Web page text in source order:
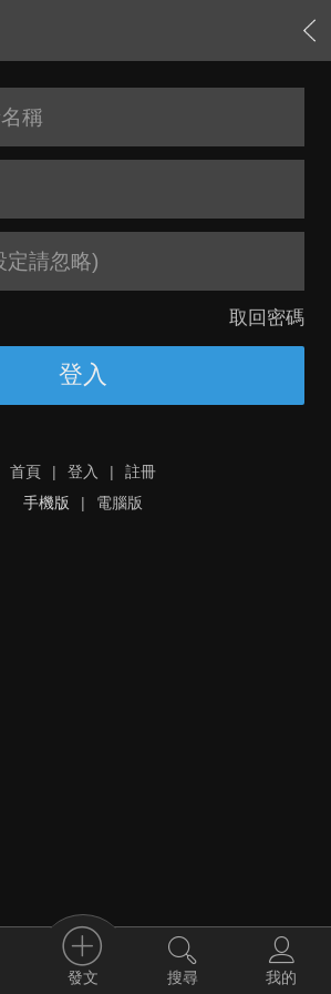
定請忽略)
取回密碼
登入
首頁 | 登入 |
註冊
手機版
| 電腦版
發文 搜尋 我的